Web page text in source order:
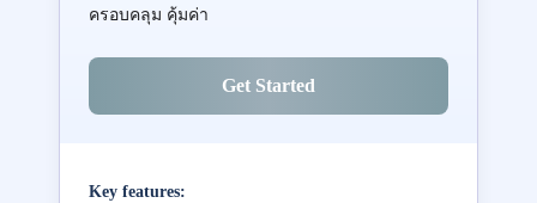
ครอบคลุม คุ้มค่า
Get Started
Key features: